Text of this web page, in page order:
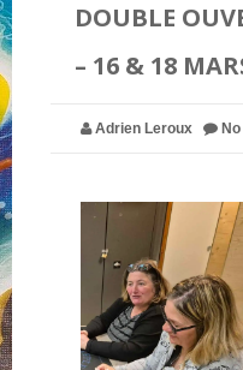
NOUS CONTACTER !
DOUBLE
– 16 & 18
Adrien Leroux